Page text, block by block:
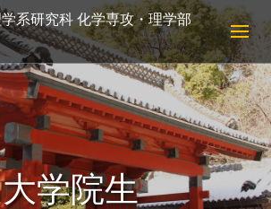
系研究科 化学専攻・理学部
大学院生